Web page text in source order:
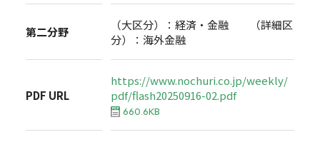
第二分野
（大区分）：経済・金融 （詳細区
分）：海外金融
PDF URL
https://www.nochuri.co.jp/weekly/
pdf/flash20250916-02.pdf
660.6KB